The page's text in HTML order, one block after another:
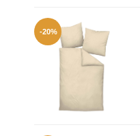
-20%